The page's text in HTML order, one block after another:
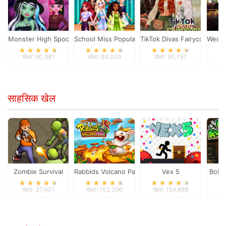
Monster High Spooky Fashion
खेला: 60,981
School Miss Popularity
खेला: 84,029
TikTok Divas Fairycore
खेला: 95,797
साहसिक खेल
Zombie Survival
खेला: 37,601
Rabbids Volcano Panic
खेला: 102,396
Vex 5
खेला: 159,889
Bob